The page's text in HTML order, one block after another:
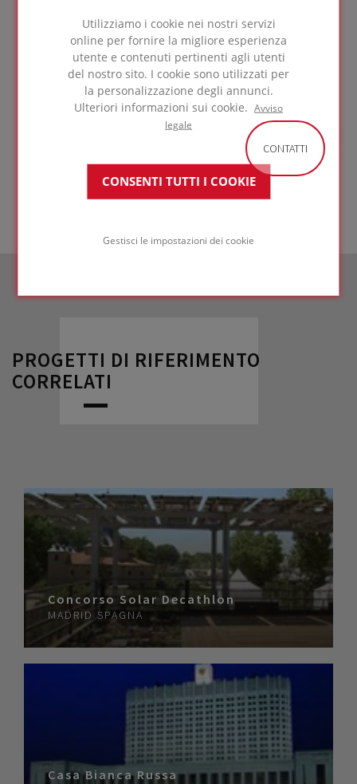
Utilizziamo i cookie nei nostri servizi
online per fornire la migliore esperienza
utente e contenuti pertinenti agli utenti
del nostro sito. I cookie sono utilizzati per
la personalizzazione degli annunci.
Ulteriori informazioni sui cookie. Avviso
legale
CONSENTI TUTTI I COOKIE
Gestisci le impostazioni dei cookie
Tetti verdi estensivi
su calcestruzzo
SOLUZIONE
PROGETTI DI RIFERIMENTO
CORRELATI
Concorso Solar Decathlon
MADRID SPAGNA
Casa Bianca Russa
CONTATTI